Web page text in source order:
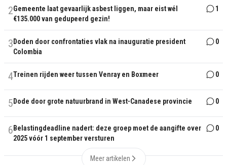
2Gemeente laat gevaarlijk asbest liggen, maar eist wél
€135.000 van gedupeerd gezin!
1
3 Doden door confrontaties vlak na inauguratie president
Colombia
0
4Treinen rijden weer tussen Venray en Boxmeer 0
5 Dode door grote natuurbrand in West-Canadese provincie 0
6 Belastingdeadline nadert: deze groep moet de aangifte over
2025 vóór 1 september versturen
0
Meer artikelen